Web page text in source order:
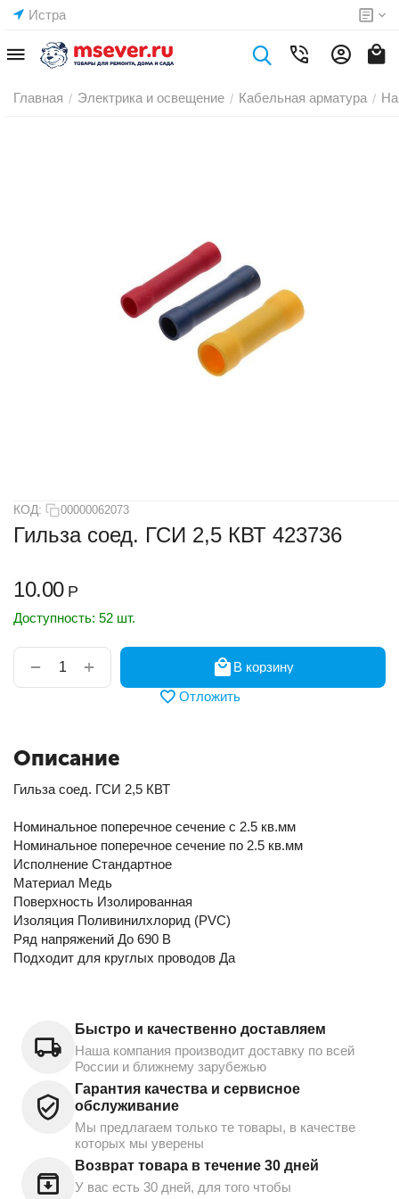
Истра
Главная / Электрика и освещение / Кабельная арматура /
КОД: 00000062073
Гильза соед. ГСИ 2,5 КВТ 423736
10.00 Р
Доступность: 52 шт.
+
−
В корзину
Отложить
Описание
Гильза соед. ГСИ 2,5 КВТ
Номинальное поперечное сечение с 2.5 кв.мм
Номинальное поперечное сечение по 2.5 кв.мм
Исполнение Стандартное
Материал Медь
Поверхность Изолированная
Изоляция Поливинилхлорид (PVC)
Ряд напряжений До 690 В
Подходит для круглых проводов Да
Быстро и качественно доставляем
Наша компания производит доставку по всей
России и ближнему зарубежью
Гарантия качества и сервисное
обслуживание
Мы предлагаем только те товары, в качестве
которых мы уверены
Возврат товара в течение 30 дней
У вас есть 30 дней, для того чтобы